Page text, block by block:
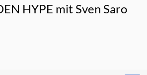
HYPE mit Sven Saro